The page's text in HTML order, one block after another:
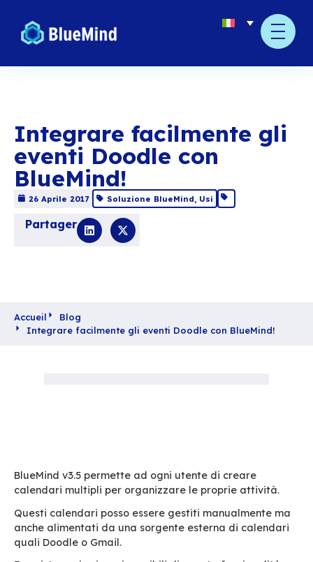
Integrare
eventi Doodle con
BlueMind!